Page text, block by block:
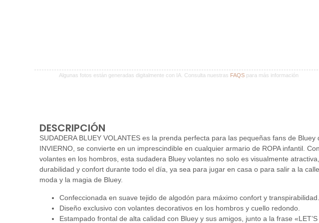
Algunas fotos están generadas digitalmente con IA. Consulta nuestras FAQSpara más información
DESCRIPCIÓN
SUDADERA BLUEY VOLANTES es la prenda perfecta para las pequeñas fans de
INVIERNO, se convierte en un imprescindible en cualquier armario de ROPA infantil.
volantes en los hombros, esta sudadera Bluey volantes no solo es visualmente
durabilidad y confort durante todo el día, ya sea para jugar en casa o para salir a la
moda y la magia de Bluey.
Confeccionada en suave tejido de algodón para máximo confort y transpirabilidad.
Diseño exclusivo con volantes decorativos en los hombros y cuello redondo.
Estampado frontal de alta calidad con Bluey y sus amigos, junto a la frase «LET’S